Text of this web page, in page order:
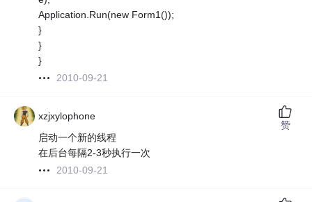
Application.Run(new Form1());
}
}
}
2010-09-21
xzjxylophone
启动一个新的线程
在后台每隔2-3秒执行一次
2010-09-21
赞